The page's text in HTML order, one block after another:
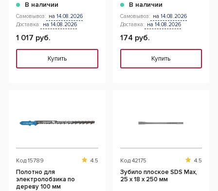
В наличии
Самовывоз: на 14.08.2026
Доставка: на 14.08.2026
1 017 руб.
Купить
В наличии
Самовывоз: на 14.08.2026
Доставка: на 14.08.2026
174 руб.
Купить
Код 15789 4.5
Полотно для
электролобзика по
дереву 100 мм
Код 42175 4.5
Зубило плоское SDS Max,
25 x 18 x 250 мм